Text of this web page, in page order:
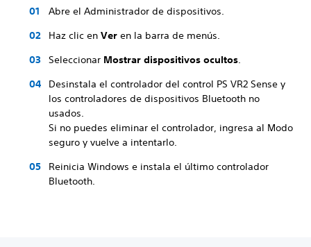
Abre el Administrador de dispositivos.
Haz clic en Ver en la barra de menús.
Seleccionar Mostrar dispositivos ocultos.
Desinstala el controlador del control PS VR2 Sense y
los controladores de dispositivos Bluetooth no
usados.
Si no puedes eliminar el controlador, ingresa al Modo
seguro y vuelve a intentarlo.
Reinicia Windows e instala el último controlador
Bluetooth.